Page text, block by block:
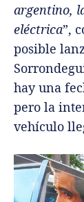
argentino,
eléctrica”,
posible
hay una
pero la
vehículo